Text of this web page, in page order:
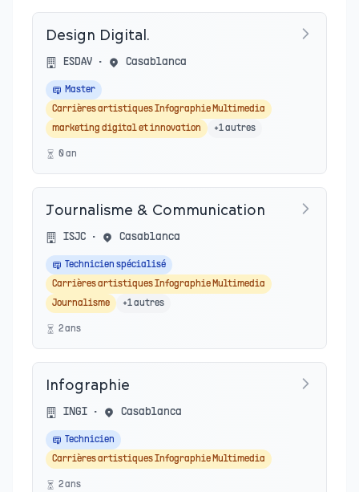
Design Digital.
ESDAV • Casablanca
Master
Carrières artistiques Infographie Multimedia
marketing digital et innovation
+1autres
0an
Journalisme & Communication
ISJC • Casablanca
Technicien spécialisé
Carrières artistiques Infographie Multimedia
Journalisme
+1autres
2ans
Infographie
INGI • Casablanca
Technicien
Carrières artistiques Infographie Multimedia
2ans